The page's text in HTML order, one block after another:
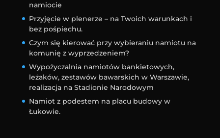
namiocie
Przyjęcie w plenerze – na Twoich warunkach i
bez pośpiechu.
Czym się kierować przy wybieraniu namiotu na
komunię z wyprzedzeniem?
Wypożyczalnia namiotów bankietowych,
leżaków, zestawów bawarskich w Warszawie,
realizacja na Stadionie Narodowym
Namiot z podestem na placu budowy w
Łukowie.